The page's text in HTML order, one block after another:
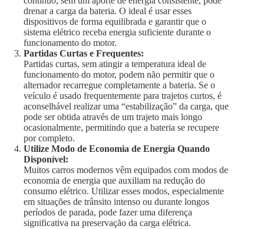
drenar a carga da bateria. O ideal é usar esses
dispositivos de forma equilibrada e garantir que o
sistema elétrico receba energia suficiente durante o
funcionamento do motor.
Partidas Curtas e Frequentes:
Partidas curtas, sem atingir a temperatura ideal de
funcionamento do motor, podem não permitir que o
alternador recarregue completamente a bateria. Se o
veículo é usado frequentemente para trajetos curtos, é
aconselhável realizar uma “estabilização” da carga, que
pode ser obtida através de um trajeto mais longo
ocasionalmente, permitindo que a bateria se recupere
por completo.
Utilize Modo de Economia de Energia Quando
Disponível:
Muitos carros modernos vêm equipados com modos de
economia de energia que auxiliam na redução do
consumo elétrico. Utilizar esses modos, especialmente
em situações de trânsito intenso ou durante longos
períodos de parada, pode fazer uma diferença
significativa na preservação da carga elétrica.